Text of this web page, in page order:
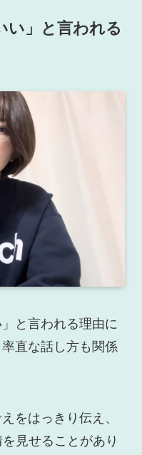
い」と言われる
と言われる理由に
直な話し方も関係
をはっきり伝え、
見せることがあり